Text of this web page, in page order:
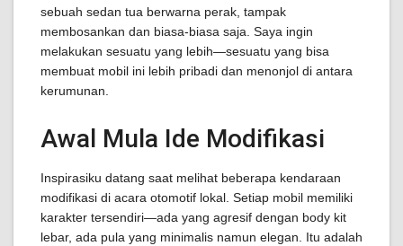
sebuah sedan tua berwarna perak, tampak
membosankan dan biasa-biasa saja. Saya ingin
melakukan sesuatu yang lebih—sesuatu yang bisa
membuat mobil ini lebih pribadi dan menonjol di antara
kerumunan.
Awal Mula Ide Modifikasi
Inspirasiku datang saat melihat beberapa kendaraan
modifikasi di acara otomotif lokal. Setiap mobil memiliki
karakter tersendiri—ada yang agresif dengan body kit
lebar, ada pula yang minimalis namun elegan. Itu adalah